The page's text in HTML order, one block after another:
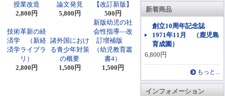
新着商品
創立10周年記念誌
1971年11月 （鹿児島
育成園）
6,800円
もっと...
インフォメーション
授業改造
2,800円
論文発見
5,800円
【改訂新版】
500円
技術革新の経
済学 （新経
済学ライブラ
リ）
2,800円
諸外国におけ
る青少年対策
の概要
1,500円
新版幼児の社
会性指導―改
訂増補版
（幼児教育叢
書4）
1,500円